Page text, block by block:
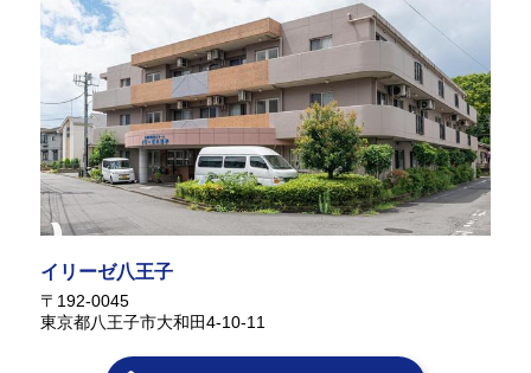
イリーゼ八王子
〒192-0045
東京都八王子市大和田4-10-11